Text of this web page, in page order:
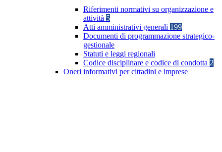
Riferimenti normativi su organizzazione e
attività 5
Atti amministrativi generali 199
Documenti di programmazione strategico-
gestionale
Statuti e leggi regionali
Codice disciplinare e codice di condotta 2
Oneri informativi per cittadini e imprese